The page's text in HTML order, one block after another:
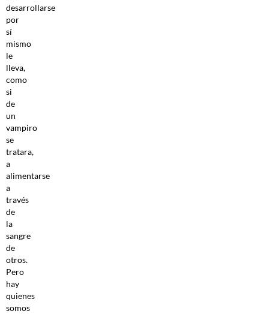
desarrollarse
por
sí
mismo
le
lleva,
como
si
de
un
vampiro
se
tratara,
a
alimentarse
a
través
de
la
sangre
de
otros.
Pero
hay
quienes
somos